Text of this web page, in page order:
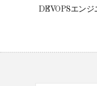
DEVOPSエン